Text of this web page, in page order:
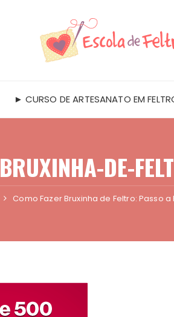
► CURSO DE ARTESANATO EM
BRUXINHA-DE-
Como Fazer Bruxinha de Feltro: Passo